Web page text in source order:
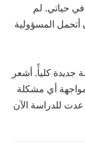
حياتي. لم
المسؤولية
جديدة كليأً. أشعر
أي مشكلة
عدت للدراسة الآن